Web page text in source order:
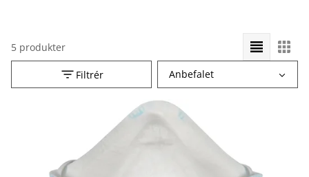
5 produkter
Filtrér
sorteringsrækkefølge
Anbefalet